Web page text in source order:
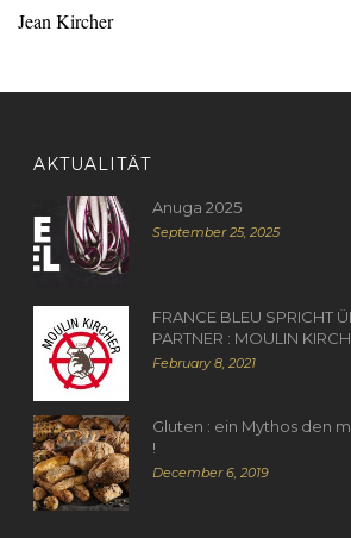
Jean Kircher
AKTUALITÄT
Anuga 2025
September 25, 2025
FRANCE BLEU SPRICHT
PARTNER : MOULIN
February 8, 2021
Gluten : ein Mythos den
!
December 6, 2019